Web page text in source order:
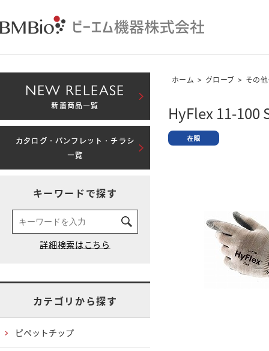
ホーム > グローブ > その
HyFlex 11-100
NEW RELEASE
新着商品一覧
カタログ・パンフレット・チラシ
一覧
キーワードで探す
カテゴリから探す
ピペットチップ